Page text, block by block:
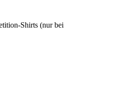
Shirts (nur bei